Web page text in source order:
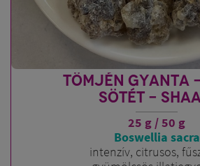
TÖMJÉN GYANTA
SÖTÉT -
25 g / 50 g
Boswellia sacra
intenzív, citrusos,